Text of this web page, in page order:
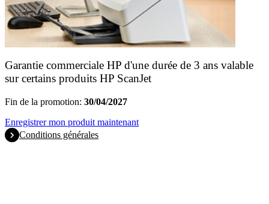
Garantie commerciale HP d'une durée de 3 ans valable
sur certains produits HP ScanJet
Fin de la promotion: 30/04/2027
Enregistrer mon produit maintenant
Conditions générales